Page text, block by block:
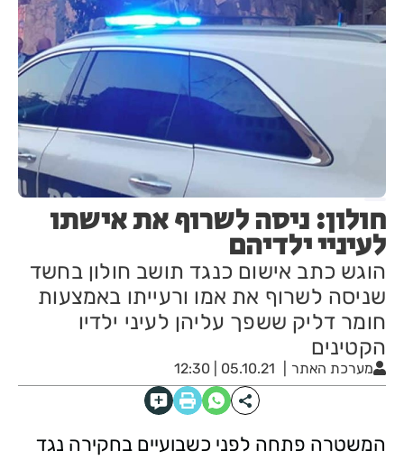
חולון: ניסה לשרוף את אישתו
לעיניי ילדיהם
הוגש כתב אישום כנגד תושב חולון בחשד
שניסה לשרוף את אמו ורעייתו באמצעות
חומר דליק ששפך עליהן לעיני ילדיו
הקטינים
מערכת האתר 05.10.21 | 12:30
המשטרה פתחה לפני כשבועיים בחקירה נגד